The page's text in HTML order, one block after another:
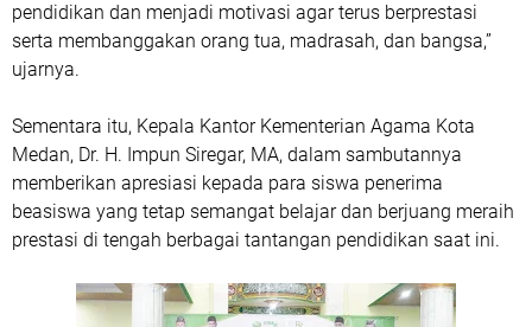
pendidikan dan menjadi motivasi agar terus berprestasi
serta membanggakan orang tua, madrasah, dan bangsa,”
ujarnya.
Sementara itu, Kepala Kantor Kementerian Agama Kota
Medan, Dr. H. Impun Siregar, MA, dalam sambutannya
memberikan apresiasi kepada para siswa penerima
beasiswa yang tetap semangat belajar dan berjuang meraih
prestasi di tengah berbagai tantangan pendidikan saat ini.